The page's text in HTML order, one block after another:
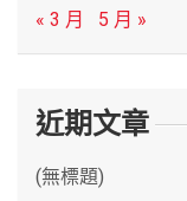
« 3 月
5 月 »
近期文章
(無標題)